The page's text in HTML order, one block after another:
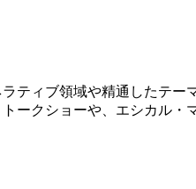
ラティブ領域や精通したテ
ークショーや、エシカル・